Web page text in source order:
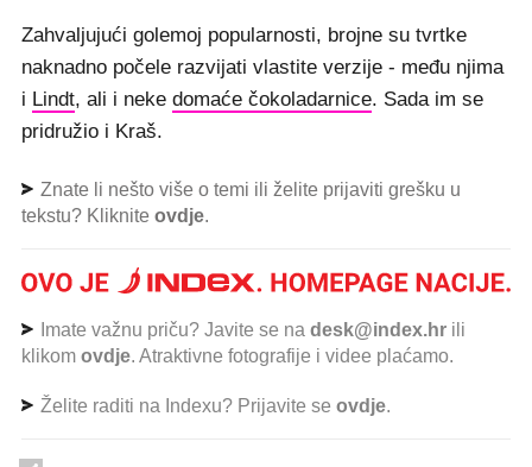
Zahvaljujući golemoj popularnosti, brojne su tvrtke
naknadno počele razvijati vlastite verzije - među njima
i Lindt, ali i neke domaće čokoladarnice. Sada im se
pridružio i Kraš.
Znate li nešto više o temi ili želite prijaviti grešku u
tekstu? Kliknite ovdje.
Imate važnu priču? Javite se na desk@index.hr ili
klikom ovdje. Atraktivne fotografije i videe plaćamo.
Želite raditi na Indexu? Prijavite se ovdje.